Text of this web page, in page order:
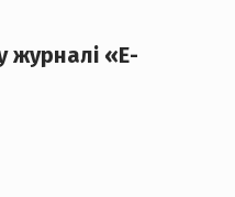
журналі «Е-